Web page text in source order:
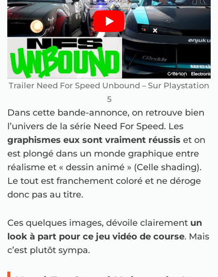
Trailer Need For Speed Unbound – Sur Playstation
5
Dans cette bande-annonce, on retrouve bien
l’univers de la série Need For Speed. Les
graphismes eux sont vraiment réussis et on
est plongé dans un monde graphique entre
réalisme et « dessin animé » (Celle shading).
Le tout est franchement coloré et ne déroge
donc pas au titre.
Ces quelques images, dévoile clairement un
look à part pour ce jeu vidéo de course. Mais
c’est plutôt sympa.